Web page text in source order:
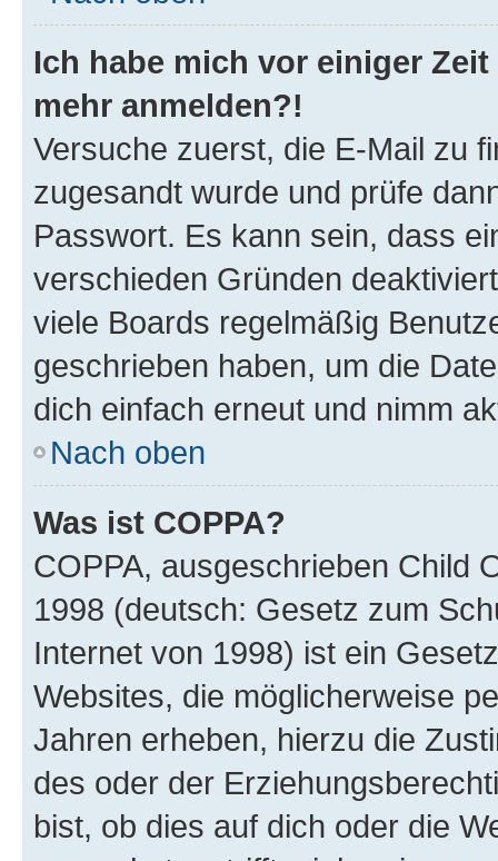
Ich habe mich vor einiger
mehr anmelden?!
Versuche zuerst, die E-Mail zu
zugesandt wurde und prüfe
Passwort. Es kann sein, dass
verschieden Gründen
viele Boards regelmäßig
geschrieben haben, um die
dich einfach erneut und nimm
Nach oben
Was ist COPPA?
COPPA, ausgeschrieben Child
1998 (deutsch: Gesetz zum
Internet von 1998) ist ein
Websites, die möglicherweise
Jahren erheben, hierzu die
des oder der
bist, ob dies auf dich oder die